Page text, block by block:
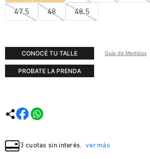
47.5 48 48.5
CONOCÉ TU TALLE Guía de Medidas
PROBATE LA PRENDA
3 cuotas sin interés. ver más